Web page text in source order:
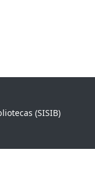
(SISIB)